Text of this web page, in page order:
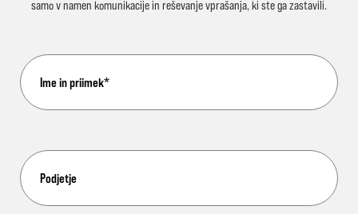
samov namen komunikacije in reševanje vprašanja, ki ste ga zastavili.